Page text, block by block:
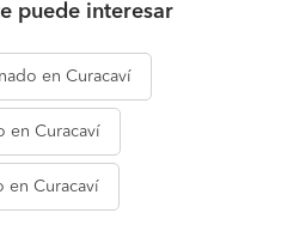
puede interesar
en Curacaví
en Curacaví
en Curacaví